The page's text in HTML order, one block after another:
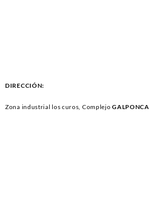
DIRECCIÓN:
Zona industrial los curos, ComplejoGALPONCA